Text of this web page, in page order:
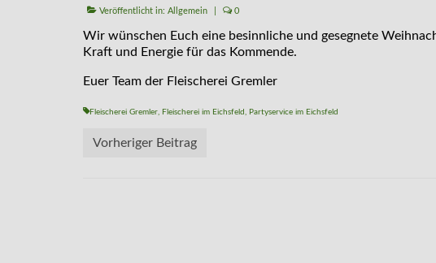
Veröffentlicht in: Allgemein 0
Wir wünschen Euch eine besinnliche und gesegnete
Kraft und Energie für das Kommende.
Euer Team der Fleischerei Gremler
Fleischerei Gremler, Fleischerei im Eichsfeld , Partyservice im Eichsfeld
Vorheriger Beitrag